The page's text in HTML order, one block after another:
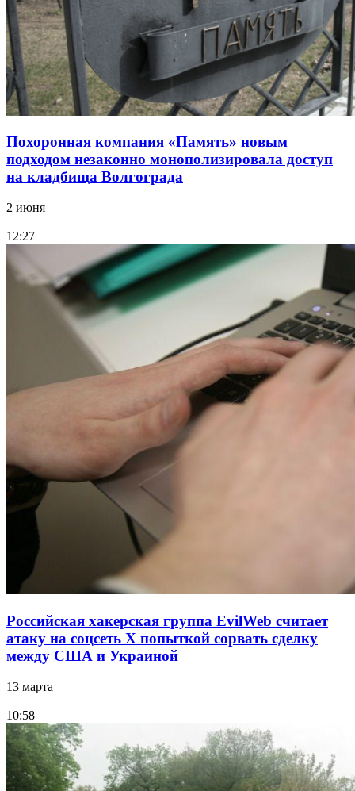
Похоронная компания «Память» новым
подходом незаконно монополизировала доступ
на кладбища Волгограда
2 июня
12:27
Российская хакерская группа EvilWeb считает
атаку на соцсеть Х попыткой сорвать сделку
между США и Украиной
13 марта
10:58